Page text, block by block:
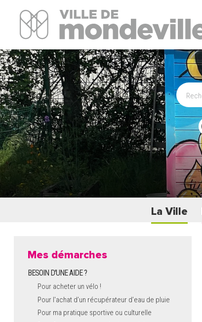
Site Officiel de la ville de Mondeville
La Ville
Mes démarches
BESOIN D'UNE AIDE ?
Pour acheter un vélo !
Pour l'achat d’un récupérateur d’eau de pluie
Pour ma pratique sportive ou culturelle